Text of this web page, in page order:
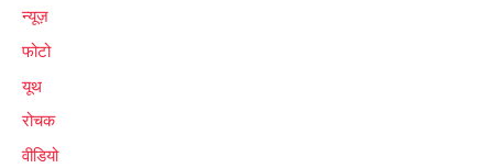
न्यूज़
फोटो
यूथ
रोचक
वीडियो